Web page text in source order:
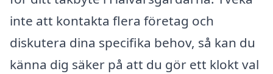
inte att kontakta flera företag och
diskutera dina specifika behov, så kan du
känna dig säker på att du gör ett klokt val